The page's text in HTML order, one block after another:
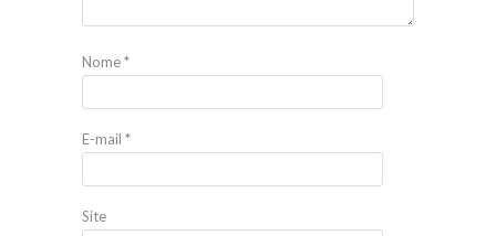
Nome*
E-mail *
Site